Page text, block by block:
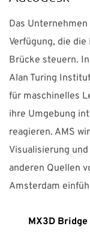
Das
Verfügung, die
Brücke steuern.
Alan Turing
für maschinelles
ihre Umgebung
reagieren. AMS
Visualisierung
anderen Quellen
Amsterdam
MX3D